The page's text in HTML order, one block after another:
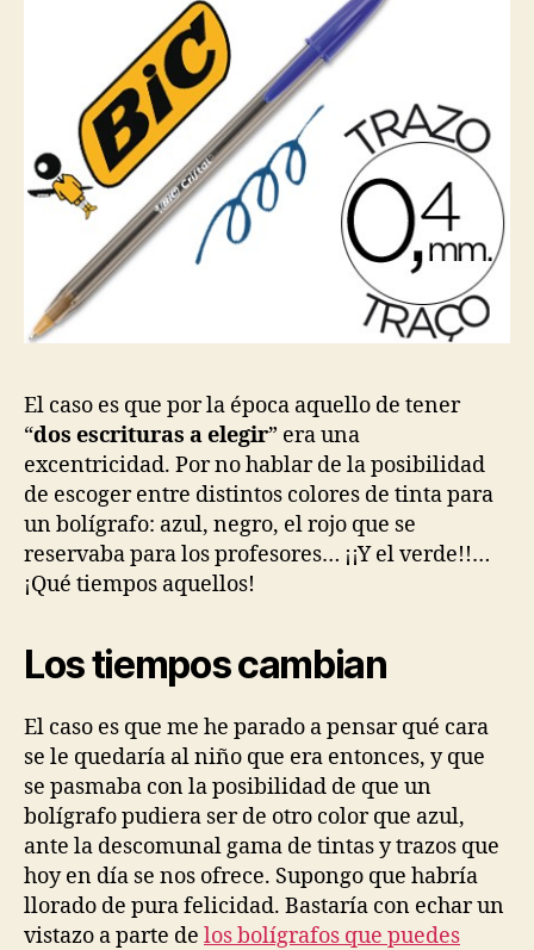
El caso es que por la época aquello de tener
“dos escrituras a elegir” era una
excentricidad. Por no hablar de la posibilidad
de escoger entre distintos colores de tinta para
un bolígrafo: azul, negro, el rojo que se
reservaba para los profesores… ¡¡Y el verde!!…
¡Qué tiempos aquellos!
Los tiempos cambian
El caso es que me he parado a pensar qué cara
se le quedaría al niño que era entonces, y que
se pasmaba con la posibilidad de que un
bolígrafo pudiera ser de otro color que azul,
ante la descomunal gama de tintas y trazos que
hoy en día se nos ofrece. Supongo que habría
llorado de pura felicidad. Bastaría con echar un
vistazo a parte de los bolígrafos que puedes